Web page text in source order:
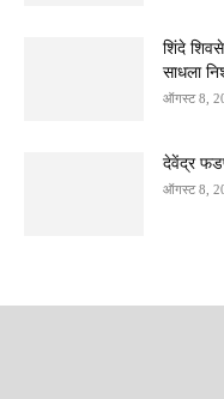
शिंदे
साधला
ऑगस्ट 8,
देवेंद्र
ऑगस्ट 8,